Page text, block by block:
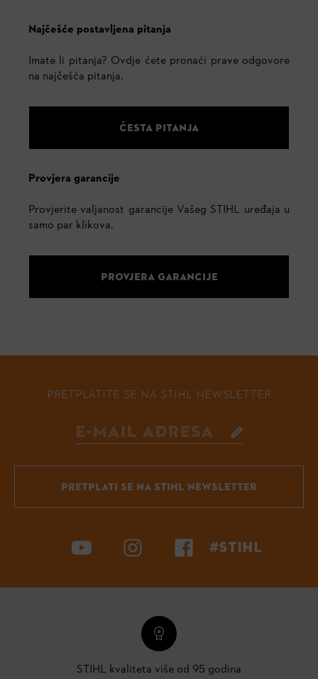
Najčešće postavljena pitanja
Imate li pitanja? Ovdje ćete pronaći prave odgovore
na najčešća pitanja.
ČESTA PITANJA
Provjera garancije
Provjerite valjanost garancije Vašeg STIHL uređaja u
samo par klikova.
PROVJERA GARANCIJE
PRETPLATITE SE NA STIHL NEWSLETTER
PRETPLATI SE NA STIHL NEWSLETTER
#STIHL
STIHL kvaliteta više od 95 godina